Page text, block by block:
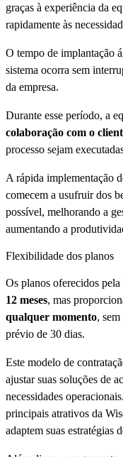
graças à experiência da
rapidamente às
O tempo de implantação
sistema ocorra sem
da empresa.
Durante esse período, a
colaboração com o
processo sejam
A rápida implementação
comecem a usufruir dos
possível, melhorando a
aumentando a
Flexibilidade dos planos
Os planos oferecidos
12 meses, mas
qualquer momento,
prévio de 30 dias.
Este modelo de
ajustar suas soluções de
necessidades
principais atrativos da
adaptem suas estratégias